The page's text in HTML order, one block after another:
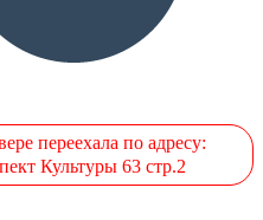
переехала по адресу:
Культуры 63 стр.2